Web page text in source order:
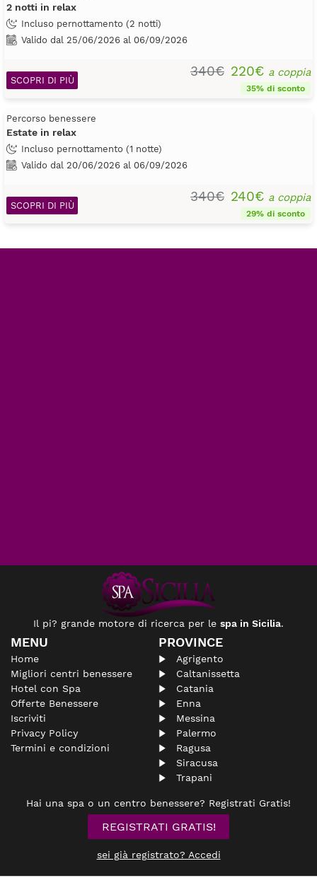
2 notti in relax
Incluso pernottamento (2 notti)
Valido dal 25/06/2026 al 06/09/2026
340€ 220€ a coppia
35% di sconto
SCOPRI DI PIÙ
Percorso benessere
Estate in relax
Incluso pernottamento (1 notte)
Valido dal 20/06/2026 al 06/09/2026
340€ 240€ a coppia
29% di sconto
SCOPRI DI PIÙ
Il pi? grande motore di ricerca per le spa in Sicilia.
MENU
Home
Migliori centri benessere
Hotel con Spa
Offerte Benessere
Iscriviti
Privacy Policy
Termini e condizioni
PROVINCE
Agrigento
Caltanissetta
Catania
Enna
Messina
Palermo
Ragusa
Siracusa
Trapani
Hai una spa o un centro benessere? Registrati Gratis!
REGISTRATI GRATIS!
sei già registrato? Accedi